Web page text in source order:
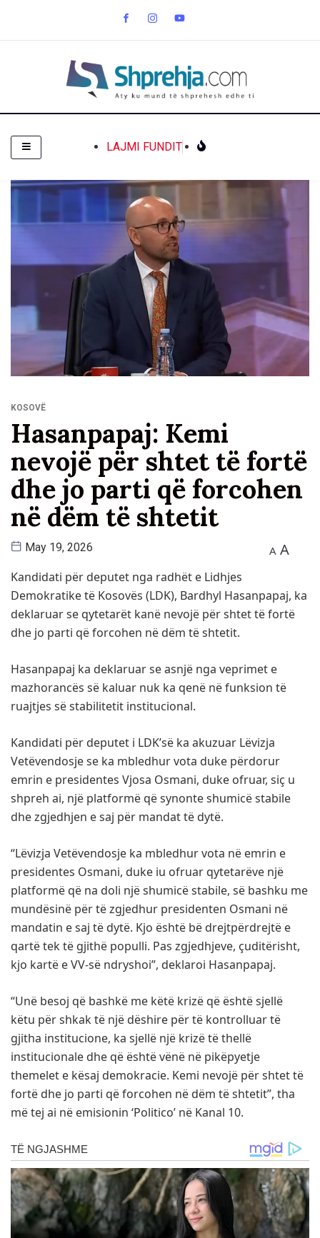
LAJMI FUNDIT
KOSOVË
Hasanpapaj: Kemi
nevojë për shtet të fortë
dhe jo parti që forcohen
në dëm të shtetit
May 19, 2026 A A
Kandidati për deputet nga radhët e Lidhjes
Demokratike të Kosovës (LDK), Bardhyl Hasanpapaj, ka
deklaruar se qytetarët kanë nevojë për shtet të fortë
dhe jo parti që forcohen në dëm të shtetit.
Hasanpapaj ka deklaruar se asnjë nga veprimet e
mazhorancës së kaluar nuk ka qenë në funksion të
ruajtjes së stabilitetit institucional.
Kandidati për deputet i LDK’së ka akuzuar Lëvizja
Vetëvendosje se ka mbledhur vota duke përdorur
emrin e presidentes Vjosa Osmani, duke ofruar, siç u
shpreh ai, një platformë që synonte shumicë stabile
dhe zgjedhjen e saj për mandat të dytë.
“Lëvizja Vetëvendosje ka mbledhur vota në emrin e
presidentes Osmani, duke iu ofruar qytetarëve një
platformë që na doli një shumicë stabile, së bashku me
mundësinë për të zgjedhur presidenten Osmani në
mandatin e saj të dytë. Kjo është bë drejtpërdrejtë e
qartë tek të gjithë populli. Pas zgjedhjeve, çuditërisht,
kjo kartë e VV-së ndryshoi”, deklaroi Hasanpapaj.
“Unë besoj që bashkë me këtë krizë që është sjellë
këtu për shkak të një dëshire për të kontrolluar të
gjitha institucione, ka sjellë një krizë të thellë
institucionale dhe që është vënë në pikëpyetje
themelet e kësaj demokracie. Kemi nevojë për shtet të
fortë dhe jo parti që forcohen në dëm të shtetit”, tha
më tej ai në emisionin ‘Politico’ në Kanal 10.